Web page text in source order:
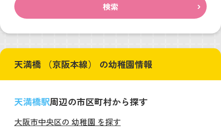
検索
天満橋 （京阪本線） の幼稚園情報
天満橋駅周辺の市区町村から探す
大阪市中央区の 幼稚園 を探す